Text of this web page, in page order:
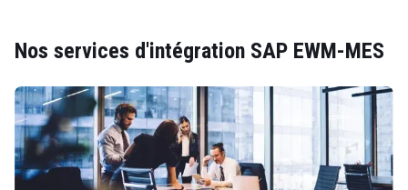
Nos services d'intégration SAP EWM-MES